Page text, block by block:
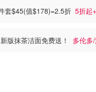
套$45(值$178)=2.5折 5折起
版抹茶洁面免费送！ 多伦多